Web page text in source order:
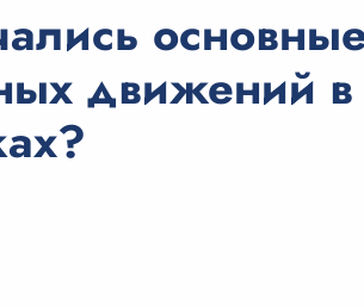
движений в